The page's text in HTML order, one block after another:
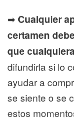
➡ Cualquier
certamen
que
difundirla si lo
ayudar a
se siente o se
estos